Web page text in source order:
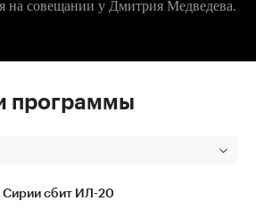
на совещании у Дмитрия Медведева.
программы
Сирии сбит ИЛ-20